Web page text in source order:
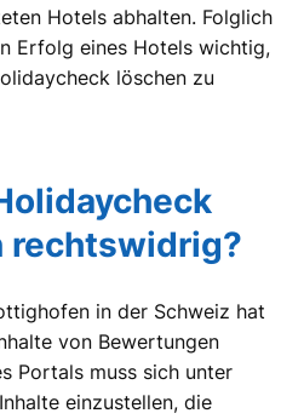
Hotels abhalten. Folglich
Erfolg eines Hotels wichtig,
löschen zu
rechtswidrig?
in der Schweiz hat
von Bewertungen
Portals muss sich unter
einzustellen, die